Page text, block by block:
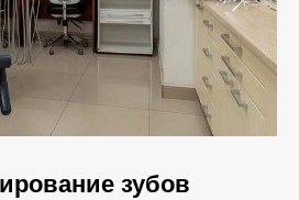
зубов